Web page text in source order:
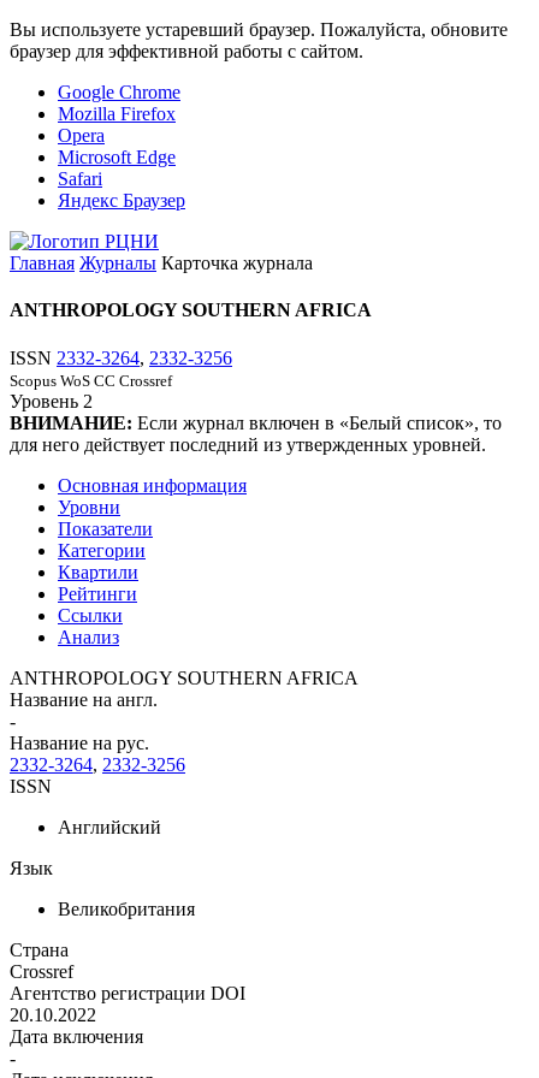
Вы используете устаревший браузер. Пожалуйста, обновите
браузер для эффективной работы с сайтом.
Google Chrome
Mozilla Firefox
Opera
Microsoft Edge
Safari
Яндекс Браузер
Главная Журналы Карточка журнала
ANTHROPOLOGY SOUTHERN AFRICA
ISSN 2332-3264, 2332-3256
Scopus WoS CC Crossref
Уровень 2
ВНИМАНИЕ: Если журнал включен в «Белый список», то
для него действует последний из утвержденных уровней.
Основная информация
Уровни
Показатели
Категории
Квартили
Рейтинги
Ссылки
Анализ
ANTHROPOLOGY SOUTHERN AFRICA
Название на англ.
-
Название на рус.
2332-3264, 2332-3256
ISSN
Английский
Язык
Великобритания
Страна
Crossref
Агентство регистрации DOI
20.10.2022
Дата включения
-